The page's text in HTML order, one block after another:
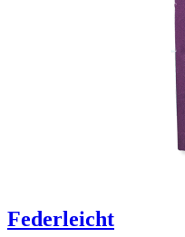
Federleicht